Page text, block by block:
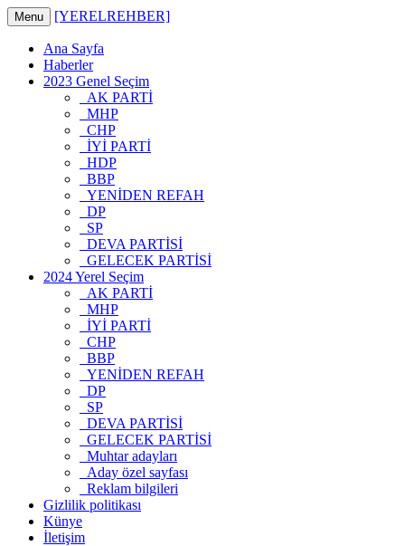
Menu [YERELREHBER]
Ana Sayfa
Haberler
2023 Genel Seçim
AK PARTİ
MHP
CHP
İYİ PARTİ
HDP
BBP
YENİDEN REFAH
DP
SP
DEVA PARTİSİ
GELECEK PARTİSİ
2024 Yerel Seçim
AK PARTİ
MHP
İYİ PARTİ
CHP
BBP
YENİDEN REFAH
DP
SP
DEVA PARTİSİ
GELECEK PARTİSİ
Muhtar adayları
Aday özel sayfası
Reklam bilgileri
Gizlilik politikası
Künye
İletişim